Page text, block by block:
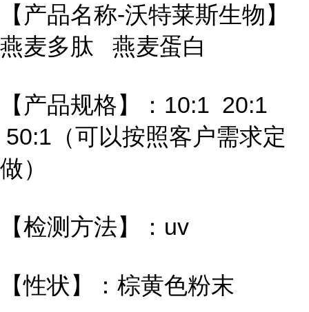
【产品名称-沃特莱斯生物】
燕麦多肽 燕麦蛋白
【产品规格】：10:1 20:1
50:1（可以按照客户需求定
做）
【检测方法】：uv
【性状】：棕黄色粉末